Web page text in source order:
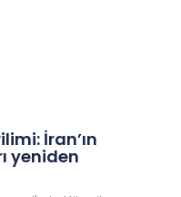
İran’ın
yeniden